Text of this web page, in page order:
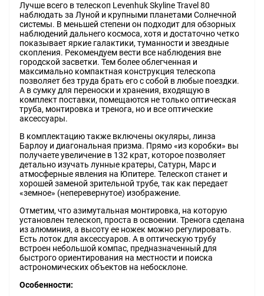
Лучше всего в телескоп Levenhuk Skyline Travel 80
наблюдать за Луной и крупными планетами Солнечной
системы. В меньшей степени он подходит для обзорных
наблюдений дальнего космоса, хотя и достаточно четко
показывает яркие галактики, туманности и звездные
скопления. Рекомендуем вести все наблюдения вне
городской засветки. Тем более облегченная и
максимально компактная конструкция телескопа
позволяет без труда брать его с собой в любые поездки.
А в сумку для переноски и хранения, входящую в
комплект поставки, помещаются не только оптическая
труба, монтировка и тренога, но и все оптические
аксессуары.
В комплектацию также включены окуляры, линза
Барлоу и диагональная призма. Прямо «из коробки» вы
получаете увеличение в 132 крат, которое позволяет
детально изучать лунные кратеры, Сатурн, Марс и
атмосферные явления на Юпитере. Телескоп станет и
хорошей заменой зрительной трубе, так как передает
«земное» (неперевернутое) изображение.
Отметим, что азимутальная монтировка, на которую
установлен телескоп, проста в освоении. Тренога сделана
из алюминия, а высоту ее ножек можно регулировать.
Есть лоток для аксессуаров. А в оптическую трубу
встроен небольшой компас, предназначенный для
быстрого ориентирования на местности и поиска
астрономических объектов на небосклоне.
Особенности: